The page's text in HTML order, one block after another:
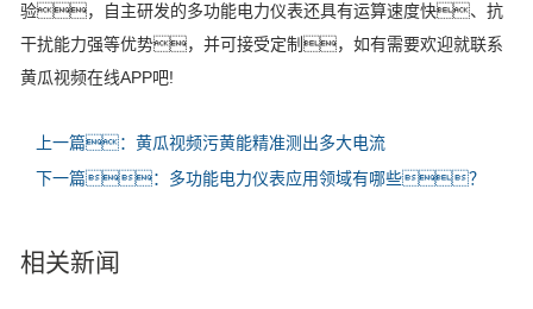
验，自主研发的多功能电力仪表还具有运算速度快、抗
干扰能力强等优势，并可接受定制，如有需要欢迎就联系
黄瓜视频在线APP吧!
上一篇：黄瓜视频污黄能精准测出多大电流
下一篇：多功能电力仪表应用领域有哪些？
相关新闻